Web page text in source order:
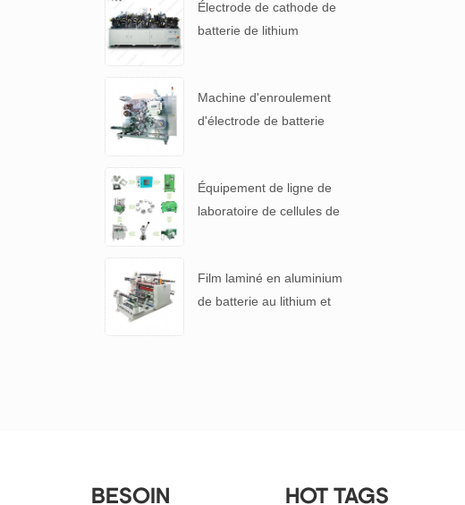
Électrode de cathode de
batterie de lithium
Machine d'enroulement
d'électrode de batterie
Équipement de ligne de
laboratoire de cellules de
Film laminé en aluminium
de batterie au lithium et
BESOIN HOT TAGS